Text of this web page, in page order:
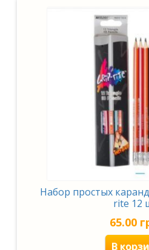
Набор простых
rite 12
65.00
В